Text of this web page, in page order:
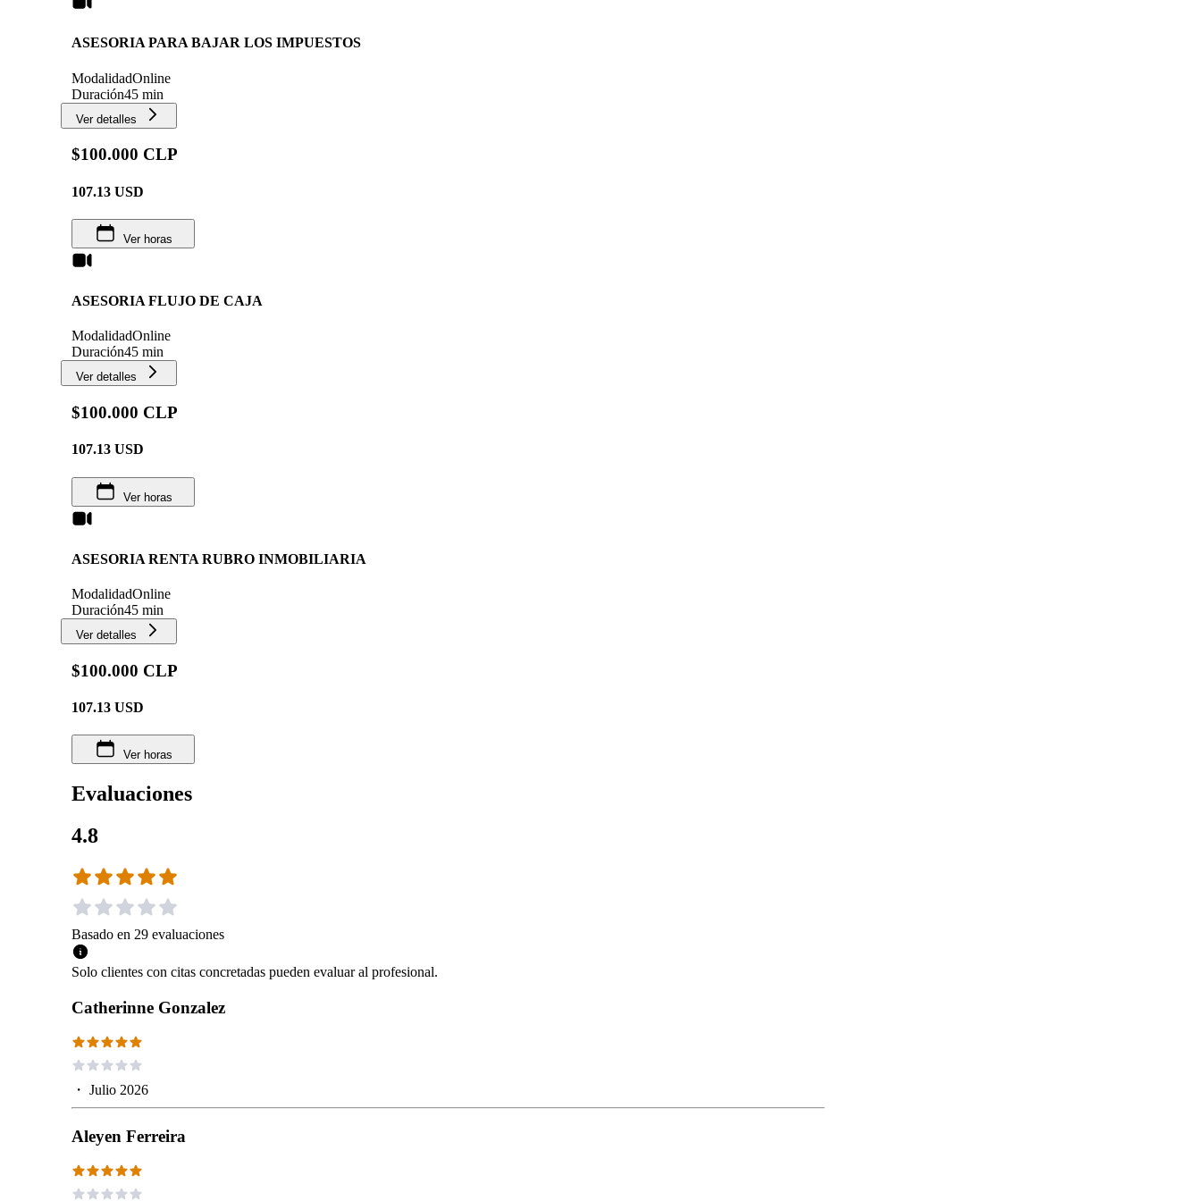
ASESORIA PARA BAJAR LOS IMPUESTOS
ModalidadOnline
Duración45 min
Ver detalles
$100.000 CLP
107.13 USD
Ver horas
ASESORIA FLUJO DE CAJA
ModalidadOnline
Duración45 min
Ver detalles
$100.000 CLP
107.13 USD
Ver horas
ASESORIA RENTA RUBRO INMOBILIARIA
ModalidadOnline
Duración45 min
Ver detalles
$100.000 CLP
107.13 USD
Ver horas
Evaluaciones
4.8
Basado en 29 evaluaciones
Solo clientes con citas concretadas pueden evaluar al profesional.
Catherinne Gonzalez
・ Julio 2026
Aleyen Ferreira